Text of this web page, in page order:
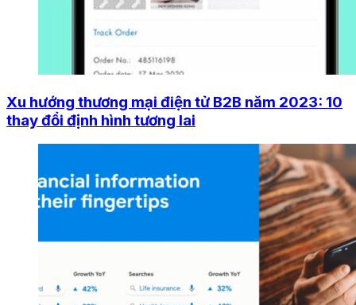
Xu hướng thương mại điện tử B2B năm 2023: 10
thay đổi định hình tương lai